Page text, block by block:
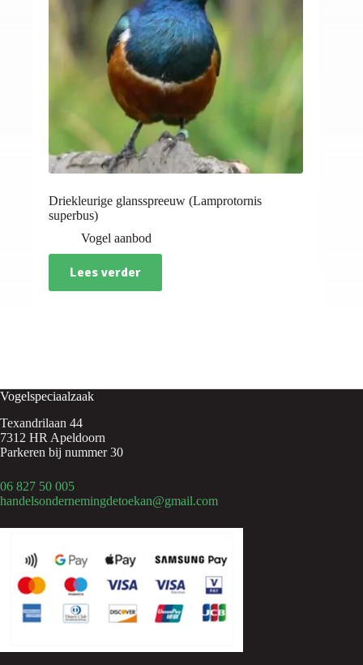
Driekleurige glansspreeuw (Lamprotornis
superbus)
Vogel aanbod
Lees verder
Vogelspeciaalzaak
Texandrilaan 44
7312 HR Apeldoorn
Parkeren bij nummer 30
06 827 50 005
handelsondernemingdetoekan@gmail.com